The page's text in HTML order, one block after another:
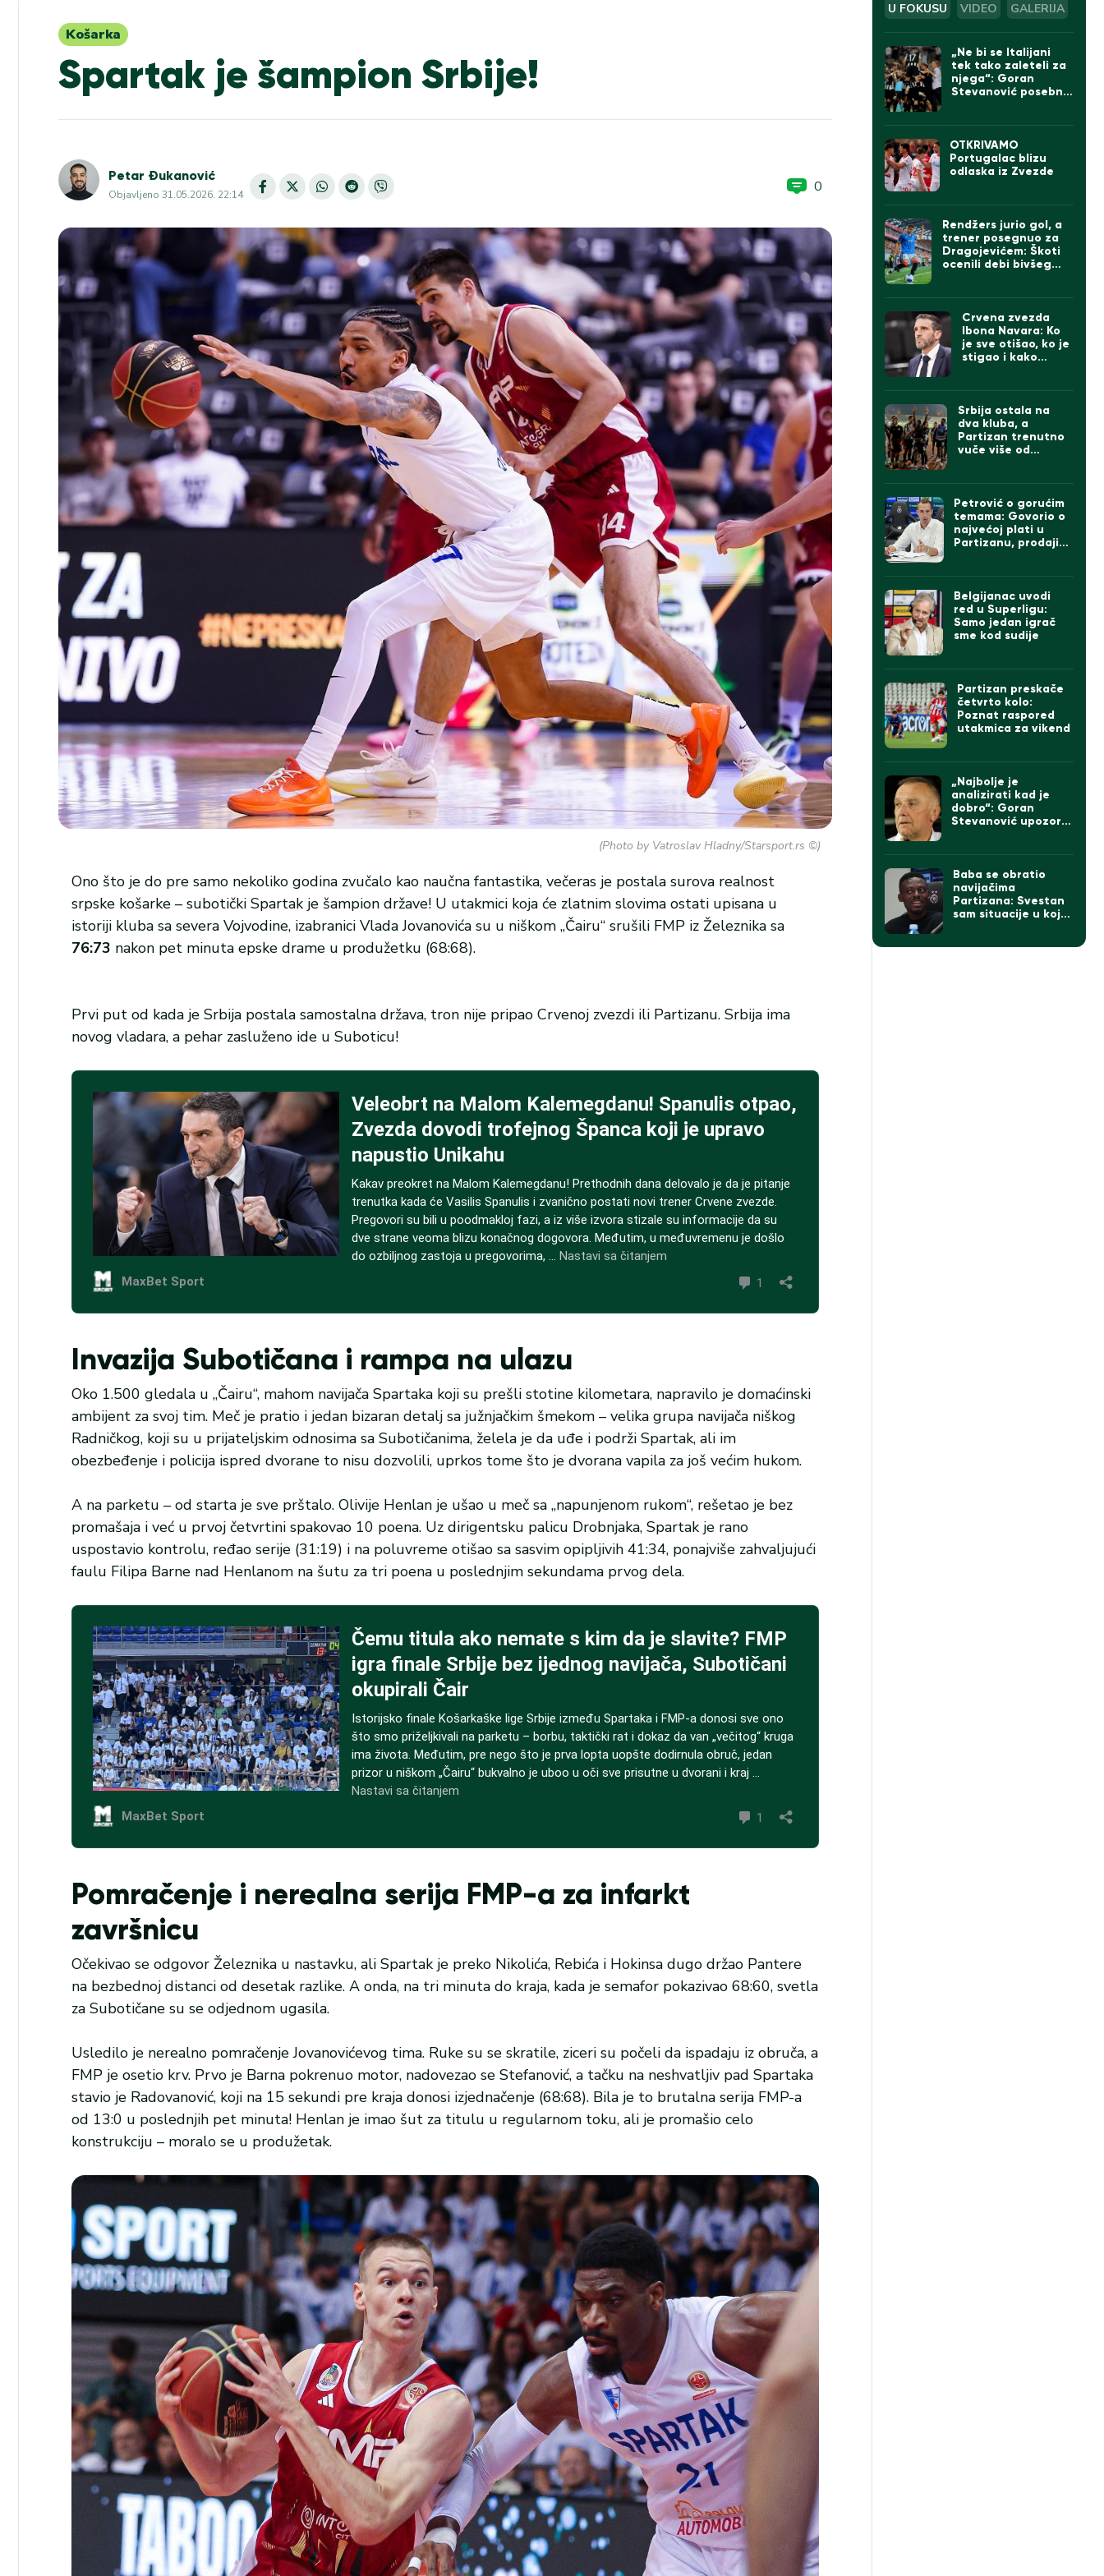
Košarka
Spartak je šampion Srbije!
Petar Đukanović
Objavljeno 31.05.2026. 22:14 0
(Photo by Vatroslav Hladny/Starsport.rs ©)
Ono što je do pre samo nekoliko godina zvučalo kao naučna fantastika, večeras je postala surova realnost
srpske košarke – subotički Spartak je šampion države! U utakmici koja će zlatnim slovima ostati upisana u
istoriji kluba sa severa Vojvodine, izabranici Vlada Jovanovića su u niškom „Čairu“ srušili FMP iz Železnika sa
76:73 nakon pet minuta epske drame u produžetku (68:68).
Prvi put od kada je Srbija postala samostalna država, tron nije pripao Crvenoj zvezdi ili Partizanu. Srbija ima
novog vladara, a pehar zasluženo ide u Suboticu!
Invazija Subotičana i rampa na ulazu
Oko 1.500 gledala u „Čairu“, mahom navijača Spartaka koji su prešli stotine kilometara, napravilo je domaćinski
ambijent za svoj tim. Meč je pratio i jedan bizaran detalj sa južnjačkim šmekom – velika grupa navijača niškog
Radničkog, koji su u prijateljskim odnosima sa Subotičanima, želela je da uđe i podrži Spartak, ali im
obezbeđenje i policija ispred dvorane to nisu dozvolili, uprkos tome što je dvorana vapila za još većim hukom.
A na parketu – od starta je sve prštalo. Olivije Henlan je ušao u meč sa „napunjenom rukom“, rešetao je bez
promašaja i već u prvoj četvrtini spakovao 10 poena. Uz dirigentsku palicu Drobnjaka, Spartak je rano
uspostavio kontrolu, ređao serije (31:19) i na poluvreme otišao sa sasvim opipljivih 41:34, ponajviše zahvaljujući
faulu Filipa Barne nad Henlanom na šutu za tri poena u poslednjim sekundama prvog dela.
Pomračenje i nerealna serija FMP-a za infarkt
završnicu
Očekivao se odgovor Železnika u nastavku, ali Spartak je preko Nikolića, Rebića i Hokinsa dugo držao Pantere
na bezbednoj distanci od desetak razlike. A onda, na tri minuta do kraja, kada je semafor pokazivao 68:60, svetla
za Subotičane su se odjednom ugasila.
Usledilo je nerealno pomračenje Jovanovićevog tima. Ruke su se skratile, ziceri su počeli da ispadaju iz obruča, a
FMP je osetio krv. Prvo je Barna pokrenuo motor, nadovezao se Stefanović, a tačku na neshvatljiv pad Spartaka
stavio je Radovanović, koji na 15 sekundi pre kraja donosi izjednačenje (68:68). Bila je to brutalna serija FMP-a
od 13:0 u poslednjih pet minuta! Henlan je imao šut za titulu u regularnom toku, ali je promašio celo
konstrukciju – moralo se u produžetak.
U FOKUSU VIDEO GALERIJA
„Ne bi se Italijani
tek tako zaleteli za
njega“: Goran
Stevanović posebno
OTKRIVAMO
Portugalac blizu
odlaska iz Zvezde
Rendžers jurio gol, a
trener posegnuo za
Dragojevićem: Škoti
ocenili debi bivšeg
Crvena zvezda
Ibona Navara: Ko
je sve otišao, ko je
stigao i kako
Srbija ostala na
dva kluba, a
Partizan trenutno
vuče više od
Petrović o gorućim
temama: Govorio o
najvećoj plati u
Partizanu, prodaji
Belgijanac uvodi
red u Superligu:
Samo jedan igrač
sme kod sudije
Partizan preskače
četvrto kolo:
Poznat raspored
utakmica za vikend
„Najbolje je
analizirati kad je
dobro“: Goran
Stevanović upozorio
Baba se obratio
navijačima
Partizana: Svestan
sam situacije u kojoj